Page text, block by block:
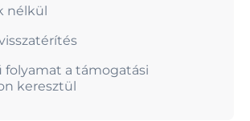
nélkül
folyamat a támogatási
keresztül